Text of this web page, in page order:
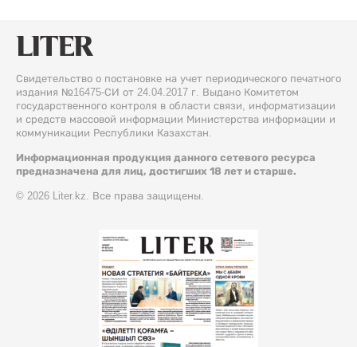
Свидетельство о постановке на учет периодического печатного
издания №16475-СИ от 24.04.2017 г. Выдано Комитетом
государственного контроля в области связи, информатизации
и средств массовой информации Министерства информации и
коммуникации Республики Казахстан.
Информационная продукция данного сетевого ресурса
предназначена для лиц, достигших 18 лет и старше.
© 2026 Liter.kz. Все права защищены.